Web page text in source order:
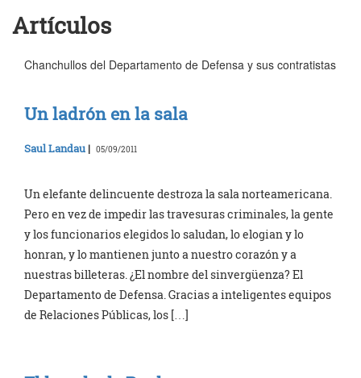
Artículos
Chanchullos del Departamento de Defensa y sus contratistas
Un ladrón en la sala
Saul Landau | 05/09/2011
Un elefante delincuente destroza la sala norteamericana.
Pero en vez de impedir las travesuras criminales, la gente
y los funcionarios elegidos lo saludan, lo elogian y lo
honran, y lo mantienen junto a nuestro corazón y a
nuestras billeteras. ¿El nombre del sinvergüenza? El
Departamento de Defensa. Gracias a inteligentes equipos
de Relaciones Públicas, los […]